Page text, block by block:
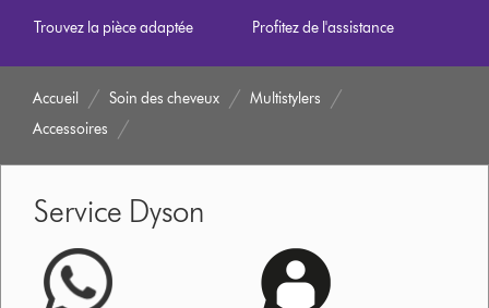
Trouvez la pièce adaptée Profitez de l'assistance
Accueil Soin des cheveux
Multistylers
Accessoires
Service Dyson